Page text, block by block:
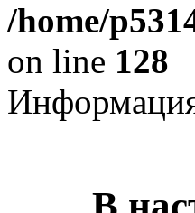
/home/
on line 128